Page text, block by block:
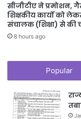
सीजीटीए ने प्रमोशन,
शिक्षकीय कार्यों को
संचालक (शिक्षा) से की
8 hours ago
Popular